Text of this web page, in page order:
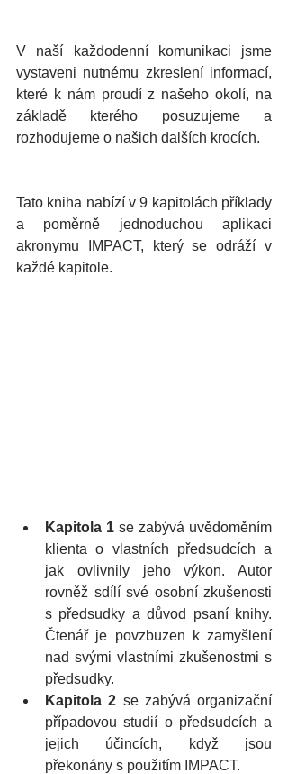
V naší každodenní komunikaci jsme
vystaveni nutnému zkreslení informací,
které k nám proudí z našeho okolí, na
základě kterého posuzujeme a
rozhodujeme o našich dalších krocích.
Tato kniha nabízí v 9 kapitolách příklady
a poměrně jednoduchou aplikaci
akronymu IMPACT, který se odráží v
každé kapitole.
Kapitola 1 se zabývá uvědoměním
klienta o vlastních předsudcích a
jak ovlivnily jeho výkon. Autor
rovněž sdílí své osobní zkušenosti
s předsudky a důvod psaní knihy.
Čtenář je povzbuzen k zamyšlení
nad svými vlastními zkušenostmi s
předsudky.
Kapitola 2 se zabývá organizační
případovou studií o předsudcích a
jejich účincích, když jsou
překonány s použitím IMPACT.